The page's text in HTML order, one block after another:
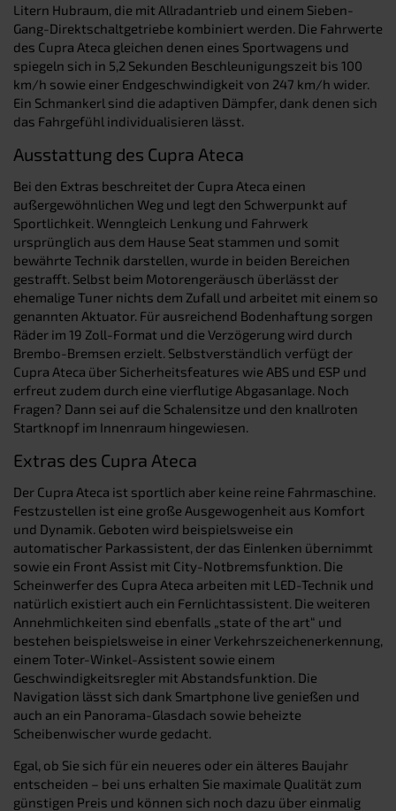
Litern Hubraum, die mit Allradantrieb und einem Sieben-
Gang-Direktschaltgetriebe kombiniert werden. Die Fahrwerte
des Cupra Ateca gleichen denen eines Sportwagens und
spiegeln sich in 5,2 Sekunden Beschleunigungszeit bis 100
km/h sowie einer Endgeschwindigkeit von 247 km/h wider.
Ein Schmankerl sind die adaptiven Dämpfer, dank denen sich
das Fahrgefühl individualisieren lässt.
Ausstattung des Cupra Ateca
Bei den Extras beschreitet der Cupra Ateca einen
außergewöhnlichen Weg und legt den Schwerpunkt auf
Sportlichkeit. Wenngleich Lenkung und Fahrwerk
ursprünglich aus dem Hause Seat stammen und somit
bewährte Technik darstellen, wurde in beiden Bereichen
gestrafft. Selbst beim Motorengeräusch überlässt der
ehemalige Tuner nichts dem Zufall und arbeitet mit einem so
genannten Aktuator. Für ausreichend Bodenhaftung sorgen
Räder im 19 Zoll-Format und die Verzögerung wird durch
Brembo-Bremsen erzielt. Selbstverständlich verfügt der
Cupra Ateca über Sicherheitsfeatures wie ABS und ESP und
erfreut zudem durch eine vierflutige Abgasanlage. Noch
Fragen? Dann sei auf die Schalensitze und den knallroten
Startknopf im Innenraum hingewiesen.
Extras des Cupra Ateca
Der Cupra Ateca ist sportlich aber keine reine Fahrmaschine.
Festzustellen ist eine große Ausgewogenheit aus Komfort
und Dynamik. Geboten wird beispielsweise ein
automatischer Parkassistent, der das Einlenken übernimmt
sowie ein Front Assist mit City-Notbremsfunktion. Die
Scheinwerfer des Cupra Ateca arbeiten mit LED-Technik und
natürlich existiert auch ein Fernlichtassistent. Die weiteren
Annehmlichkeiten sind ebenfalls „state of the art“ und
bestehen beispielsweise in einer Verkehrszeichenerkennung,
einem Toter-Winkel-Assistent sowie einem
Geschwindigkeitsregler mit Abstandsfunktion. Die
Navigation lässt sich dank Smartphone live genießen und
auch an ein Panorama-Glasdach sowie beheizte
Scheibenwischer wurde gedacht.
Egal, ob Sie sich für ein neueres oder ein älteres Baujahr
entscheiden – bei uns erhalten Sie maximale Qualität zum
günstigen Preis und können sich noch dazu über einmalig